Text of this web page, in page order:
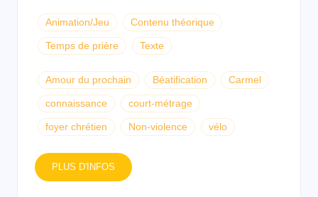
Animation/Jeu Contenu théorique
Temps de prière Texte
Amour du prochain Béatification Carmel
connaissance court-métrage
foyer chrétien Non-violence vélo
PLUS D'INFOS